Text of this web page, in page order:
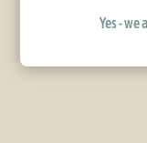
Yes - we